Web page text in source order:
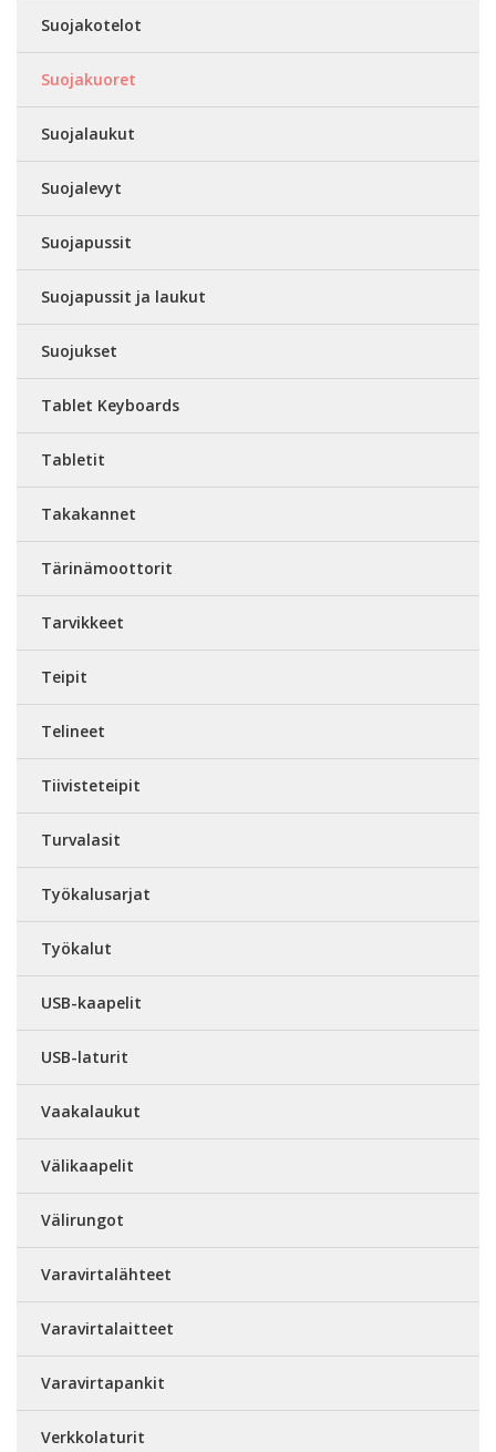
Suojakotelot
Suojakuoret
Suojalaukut
Suojalevyt
Suojapussit
Suojapussit ja laukut
Suojukset
Tablet Keyboards
Tabletit
Takakannet
Tärinämoottorit
Tarvikkeet
Teipit
Telineet
Tiivisteteipit
Turvalasit
Työkalusarjat
Työkalut
USB-kaapelit
USB-laturit
Vaakalaukut
Välikaapelit
Välirungot
Varavirtalähteet
Varavirtalaitteet
Varavirtapankit
Verkkolaturit